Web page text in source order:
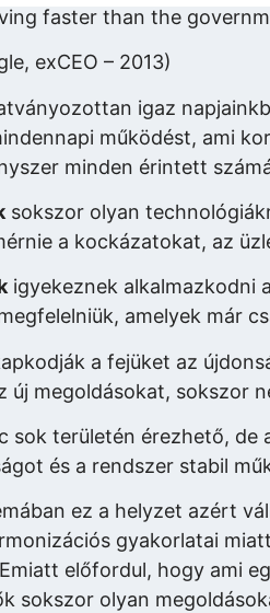
faster than the
exCEO – 2013)
igaz
működést, ami
minden érintett
sokszor olyan
a kockázatokat, az
igyekeznek alkalmazkodni
amelyek már
a fejüket az
új megoldásokat, sokszor
sok területén érezhető,
és a rendszer stabil
ez a helyzet azért
gyakorlatai
előfordul, hogy ami
sokszor olyan